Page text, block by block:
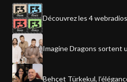
Découvrez les 4
Imagine Dragons sortent
Behçet Türkekul,